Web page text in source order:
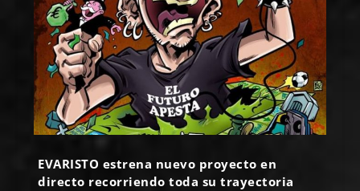
EVARISTO estrena nuevo proyecto en
directo recorriendo toda su trayectoria